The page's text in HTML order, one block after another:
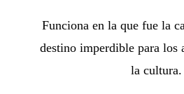
Funciona en la que fue la
destino imperdible para los
la cultura.